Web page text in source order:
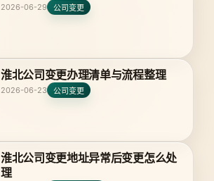
2026-06-29 公司变更
淮北公司变更办理清单与流程整理
2026-06-23 公司变更
淮北公司变更地址异常后变更怎么处
理